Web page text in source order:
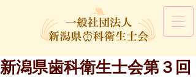
新潟県歯科衛生士会第３回